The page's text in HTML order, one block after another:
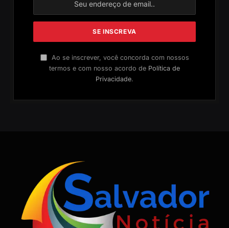
Ao se inscrever, você concorda com nossos
termos e com nosso acordo de Política de
Privacidade.